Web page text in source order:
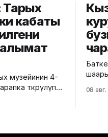
Тарых
кабаты
музейинин 4-
өткөрүлүп
дал келбесин
08